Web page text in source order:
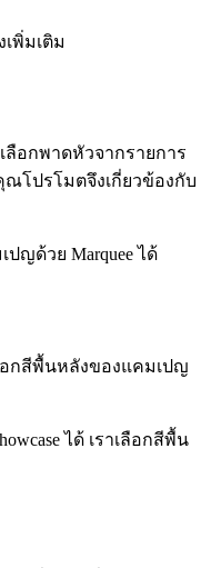
พิ่มเติม
ลือกพาดหัวจากรายการ
ณโปรโมตจึงเกี่ยวข้องกับ
ญด้วย Marquee ได้
อกสีพื้นหลังของแคมเปญ
ได้ เราเลือกสีพื้น